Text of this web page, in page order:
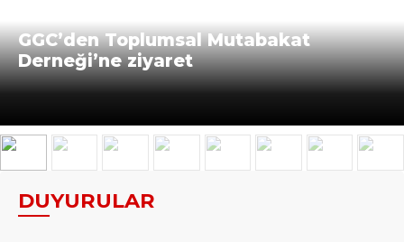
GGC’den Toplumsal Mutabakat
Derneği’ne ziyaret
DUYURULAR